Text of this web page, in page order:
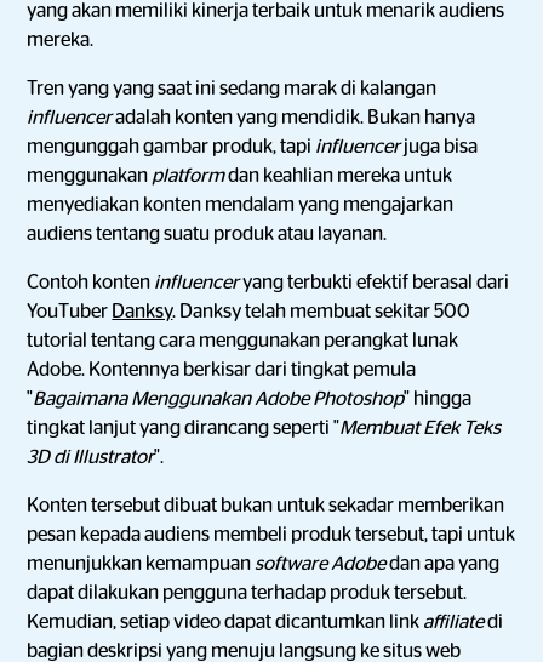
yang akan memiliki kinerja terbaik untuk menarik audiens
mereka.
Tren yang yang saat ini sedang marak di kalangan
influenceradalah konten yang mendidik. Bukan hanya
mengunggah gambar produk, tapi influencerjuga bisa
menggunakan platformdan keahlian mereka untuk
menyediakan konten mendalam yang mengajarkan
audiens tentang suatu produk atau layanan.
Contoh konten influenceryang terbukti efektif berasal dari
YouTuber Danksy. Danksy telah membuat sekitar 500
tutorial tentang cara menggunakan perangkat lunak
Adobe. Kontennya berkisar dari tingkat pemula
"Bagaimana Menggunakan Adobe Photoshop" hingga
tingkat lanjut yang dirancang seperti "Membuat Efek Teks
3D di Illustrator".
Konten tersebut dibuat bukan untuk sekadar memberikan
pesan kepada audiens membeli produk tersebut, tapi untuk
menunjukkan kemampuan software Adobedan apa yang
dapat dilakukan pengguna terhadap produk tersebut.
Kemudian, setiap video dapat dicantumkan link affiliatedi
bagian deskripsi yang menuju langsung ke situs web